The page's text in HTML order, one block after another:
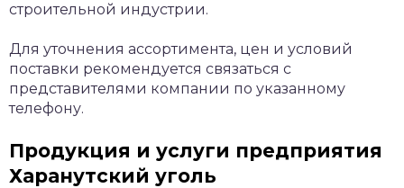
строительной индустрии.
Для уточнения ассортимента, цен и условий
поставки рекомендуется связаться с
представителями компании по указанному
телефону.
Продукция и услуги предприятия
Харанутский уголь